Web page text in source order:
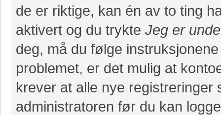
de er riktige, kan én av to ting
aktivert og du trykte Jeg er
deg, må du følge
problemet, er det mulig at
krever at alle nye
administratoren før du kan